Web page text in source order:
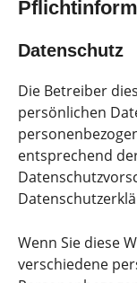
Datenschutz
Die Betreiber
persönlichen
entsprechend
Wenn Sie diese
verschiedene